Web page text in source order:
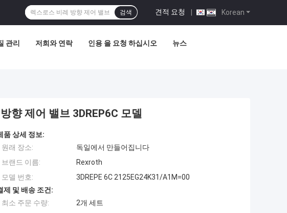
Korean
견적 요청 |
검색
관리 저희와 연락 인용 을 요청 하십시오 뉴스
향 제어 밸브 3DREP6C 모델
품 상세 정보:
원래 장소:
독일에서 만들어집니다
브랜드 이름:
Rexroth
모델 번호:
3DREPE 6C 2125EG24K31/A1M=00
제 및 배송 조건:
최소 주문 수량:
2개 세트